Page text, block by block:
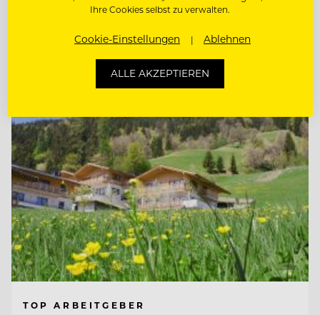
COMMIS DE RANG BAR (M/W/D)
Entdecke alle Jobs
TOP ARBEITGEBER
Ihre Cookies selbst zu verwalten.
Cookie-Einstellungen Ablehnen
ALLE AKZEPTIEREN